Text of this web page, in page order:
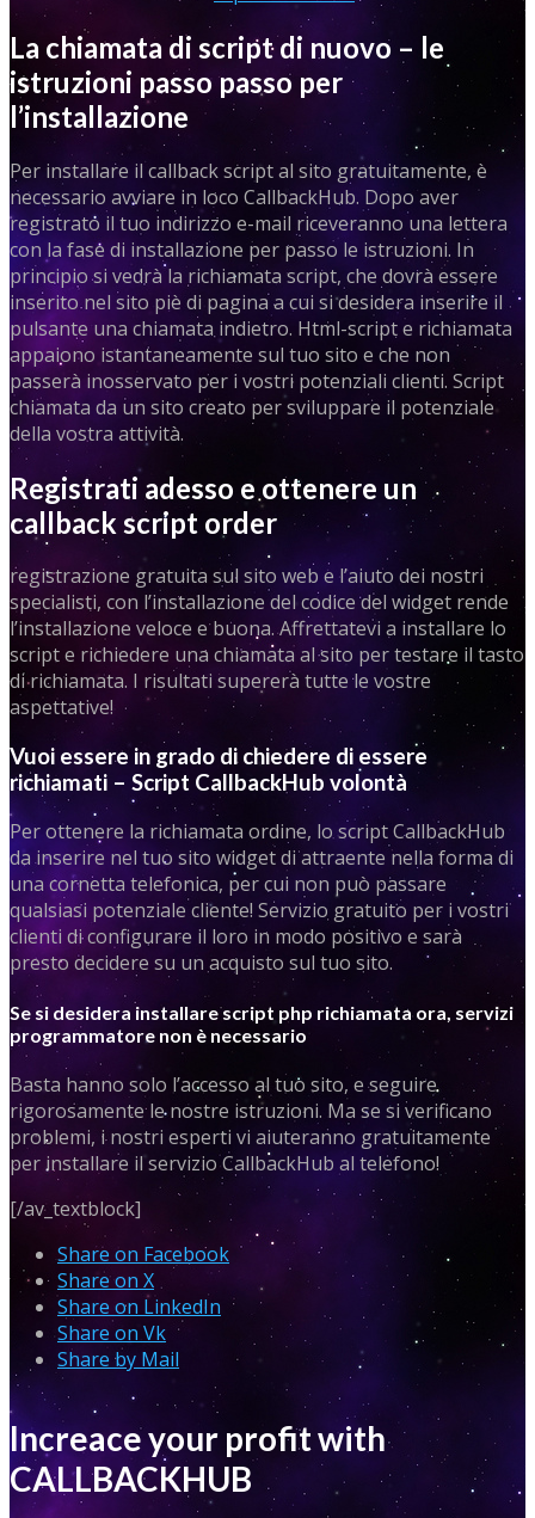
La chiamata di script di nuovo – le
istruzioni passo passo per
l’installazione
Per installare il callback script al sito gratuitamente, è
necessario avviare in loco CallbackHub. Dopo aver
registrato il tuo indirizzo e-mail riceveranno una lettera
con la fase di installazione per passo le istruzioni. In
principio si vedrà la richiamata script, che dovrà essere
inserito nel sito piè di pagina a cui si desidera inserire il
pulsante una chiamata indietro. Html-script e richiamata
appaiono istantaneamente sul tuo sito e che non
passerà inosservato per i vostri potenziali clienti. Script
chiamata da un sito creato per sviluppare il potenziale
della vostra attività.
Registrati adesso e ottenere un
callback script order
registrazione gratuita sul sito web e l’aiuto dei nostri
specialisti, con l’installazione del codice del widget rende
l’installazione veloce e buona. Affrettatevi a installare lo
script e richiedere una chiamata al sito per testare il tasto
di richiamata. I risultati supererà tutte le vostre
aspettative!
Vuoi essere in grado di chiedere di essere
richiamati – Script CallbackHub volontà
Per ottenere la richiamata ordine, lo script CallbackHub
da inserire nel tuo sito widget di attraente nella forma di
una cornetta telefonica, per cui non può passare
qualsiasi potenziale cliente! Servizio gratuito per i vostri
clienti di configurare il loro in modo positivo e sarà
presto decidere su un acquisto sul tuo sito.
Se si desidera installare script php richiamata ora, servizi
programmatore non è necessario
Basta hanno solo l’accesso al tuo sito, e seguire
rigorosamente le nostre istruzioni. Ma se si verificano
problemi, i nostri esperti vi aiuteranno gratuitamente
per installare il servizio CallbackHub al telefono!
[/av_textblock]
Share on Facebook
Share on X
Share on LinkedIn
Share on Vk
Share by Mail
Increace your profit with
CALLBACKHUB